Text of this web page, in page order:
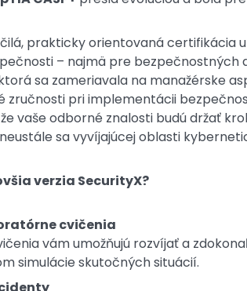
prakticky orientovaná certifikácia
– najmä pre bezpečnostných
ktorá sa zameriavala na manažérske
zručnosti pri implementácii
vaše odborné znalosti budú držať
sa vyvíjajúcej oblasti
verzia SecurityX?
cvičenia
vám umožňujú rozvíjať a
simulácie skutočných situácií.